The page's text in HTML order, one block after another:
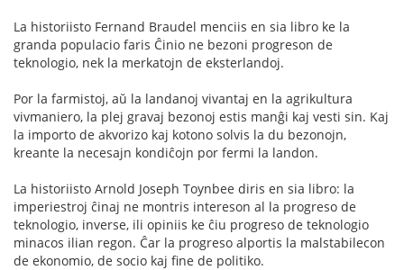
La historiisto Fernand Braudel menciis en sia libro ke la
granda populacio faris Ĉinio ne bezoni progreson de
teknologio, nek la merkatojn de eksterlandoj.
Por la farmistoj, aŭ la landanoj vivantaj en la agrikultura
vivmaniero, la plej gravaj bezonoj estis manĝi kaj vesti sin. Kaj
la importo de akvorizo kaj kotono solvis la du bezonojn,
kreante la necesajn kondiĉojn por fermi la landon.
La historiisto Arnold Joseph Toynbee diris en sia libro: la
imperiestroj ĉinaj ne montris intereson al la progreso de
teknologio, inverse, ili opiniis ke ĉiu progreso de teknologio
minacos ilian regon. Ĉar la progreso alportis la malstabilecon
de ekonomio, de socio kaj fine de politiko.